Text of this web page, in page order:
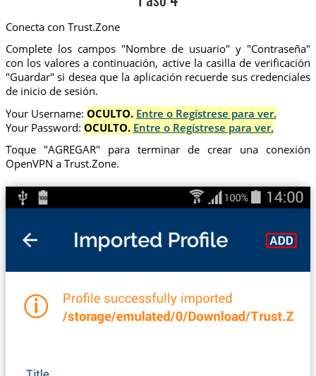
Conecta con Trust.Zone
Complete los campos "Nombre de usuario" y "Contraseña"
con los valores a continuación, active la casilla de verificación
"Guardar" si desea que la aplicación recuerde sus credenciales
de inicio de sesión.
Your Username: OCULTO. Entre o Regístrese para ver.
Your Password: OCULTO. Entre o Regístrese para ver.
Toque "AGREGAR" para terminar de crear una conexión
OpenVPN a Trust.Zone.